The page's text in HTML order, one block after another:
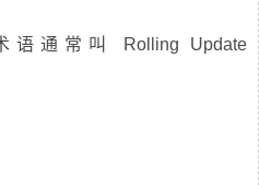
通常叫 Rolling Update